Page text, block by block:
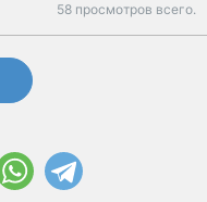
58 просмотров всего.